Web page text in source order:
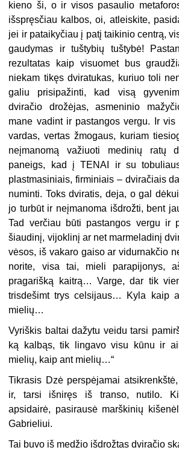
kieno ši, o ir visos pasaulio
išspręsčiau kalbos, oi, atleiskite,
jei ir pataikyčiau į patį taikinio centrą,
gaudymas ir tuštybių tuštybė!
rezultatas kaip visuomet bus
niekam tikęs dviratukas, kuriuo toli
galiu prisipažinti, kad visą
dviračio drožėjas, asmeninio
mane vadint ir pastangos vergu. Ir
vardas, vertas žmogaus, kuriam
neįmanomą važiuoti medinių ratų
paneigs, kad į TENAI ir su
plastmasiniais, firminiais – dviračiais
numinti. Toks dviratis, deja, o gal
jo turbūt ir neįmanoma išdrožti, bent
Tad verčiau būti pastangos vergu ir
šiaudinį, vijoklinį ar net marmeladinį
vėsos, iš vakaro gaiso ar vidurnakčio
norite, visa tai, mieli parapijonys,
pragarišką kaitrą… Varge, dar tik
trisdešimt trys celsijaus… Kyla kaip
mielių…
Vyriškis baltai dažytu veidu tarsi
ką kalbąs, tik lingavo visu kūnu ir
mielių, kaip ant mielių…“
Tikrasis Dzė perspėjamai
ir, tarsi išniręs iš transo, nutilo.
apsidairė, pasirausė marškinių
Gabrieliui.
Tai buvo iš medžio išdrožtas dviračio